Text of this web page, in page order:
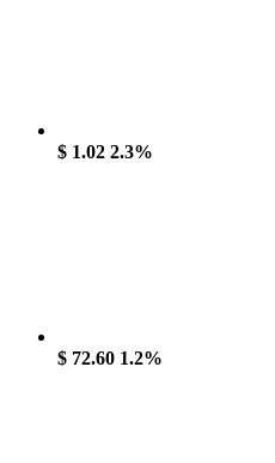
$ 1.02 2.3%
$ 72.60 1.2%